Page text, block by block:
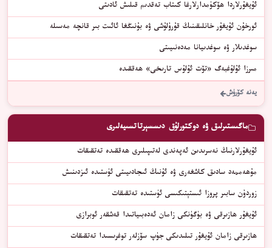
ئۇيغۇرلاردا ھۆكۈمدارلارغا كىتاب تەقدىم قىلىش ئادىتى
ئورخۇن ئۇيغۇر خانلىقىنىڭ قۇرۇلۇشى ۋە بۇنىڭغا ئائىت بىر قانچە مەسىلە
سوغدىلار ۋە سوغدىيانا مەدەنىيىتى
مىرزا ئۇلۇغبەگ «تۆت ئۇلۇس تارىخى» ھەققىدە
يەنە كۆرۈش
ماگىستىرلىق ۋە دوكتورلۇق دىسسېرتاتسىيەلىرى
ئۇيغۇرلارنىڭ نەسرىدىن ئەپەندى لەتىپىلىرى ھەققىدە تەتقىقات
مۇھەممەد سادىق كاشغەرى ۋە ئۇنىڭ ئىجادىيىتى ئۈستىدە ئىزدىنىش
زوردۇن سابىر پروزا ئىستېتىكىسى ئۈستىدە تەتقىقات
ئۇيغۇر ھازىرقى ۋە بۈگۈنكى زامان ئەدەبىياتىدا قەشقەر ئوبرازى
ھازىرقى زامان ئۇيغۇر تىلىدىكى جۈپ سۆزلەر توغرىسىدا تەتقىقات